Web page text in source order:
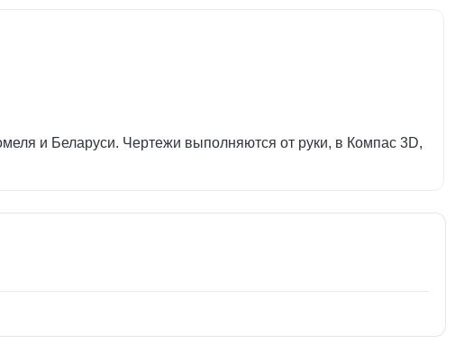
и Беларуси. Чертежи выполняются от руки, в Компас 3D,